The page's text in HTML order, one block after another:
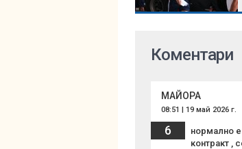
Коментари
МАЙОРА
08:51 | 19 май 2026 г.
6
нормално
контракт ,